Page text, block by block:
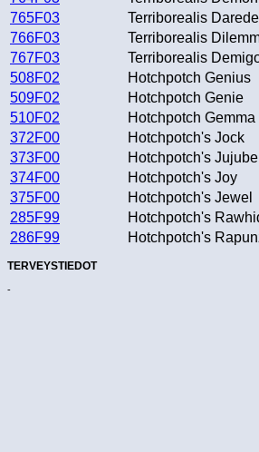
765F03
Terriborealis
766F03
Terriborealis
767F03
Terriborealis
508F02
Hotchpotch Genius
509F02
Hotchpotch Genie
510F02
Hotchpotch Gemma
372F00
Hotchpotch's Jock
373F00
Hotchpotch's Jujube
374F00
Hotchpotch's Joy
375F00
Hotchpotch's Jewel
285F99
Hotchpotch's
286F99
Hotchpotch's
TERVEYSTIEDOT
-